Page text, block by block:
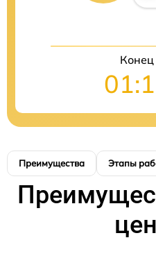
Преимущества Этапы